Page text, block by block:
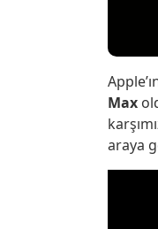
Max
araya